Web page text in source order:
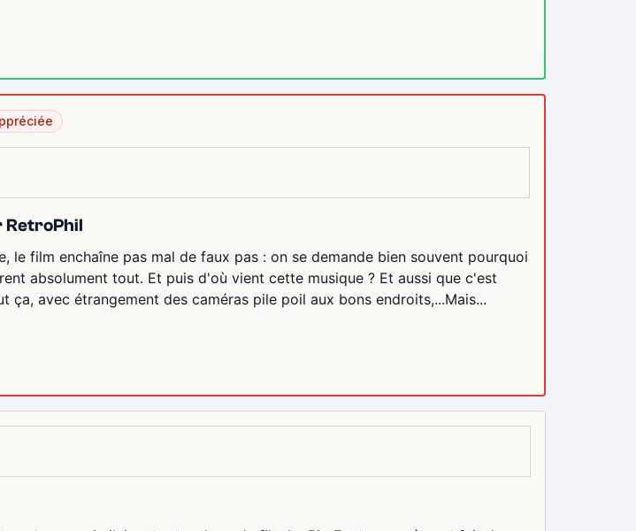
RetroPhil
le film enchaîne pas mal de faux pas : on se demande bien souvent pourquoi
absolument tout. Et puis d'où vient cette musique ? Et aussi que c'est
ça, avec étrangement des caméras pile poil aux bons endroits,...Mais...